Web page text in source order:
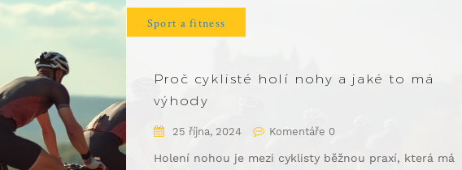
Sport a fitness
Proč cyklisté holí nohy a jaké to má
výhody
25 října, 2024 Komentáře 0
Holení nohou je mezi cyklisty běžnou praxí, která má